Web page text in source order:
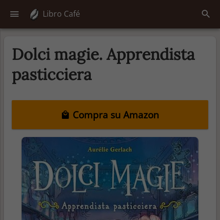
Libro Café
Dolci magie. Apprendista
pasticciera
Compra su Amazon